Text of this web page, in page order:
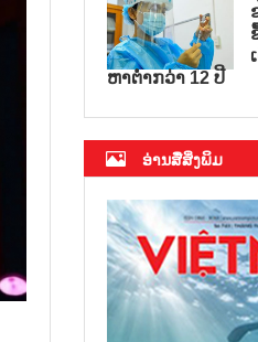
ຫາຕ່ຳກວ່າ 12 ປີ
ອ່ານສື່ສິ່ງພິມ